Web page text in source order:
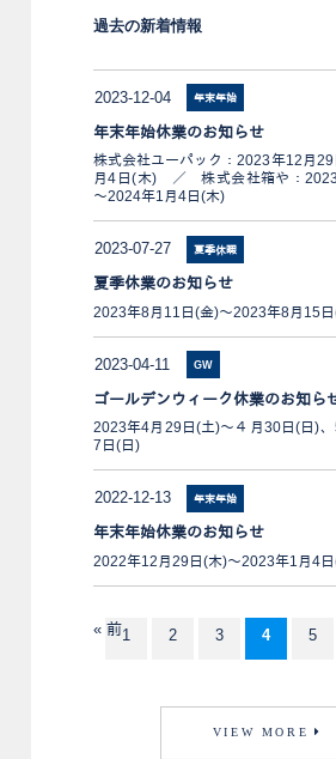
過去の新着情報
2023-12-04 年末年始
年末年始休業のお知らせ
株式会社ユーパック：2023年12月29
月4日(木) ／ 株式会社箱や：
～2024年1月4日(木)
2023-07-27 夏季休暇
夏季休業のお知らせ
2023年8月11日(金)～2023年8月15
2023-04-11 GW
ゴールデンウィーク休業のお知ら
2023年4月29日(土)～４月30日(日)
7日(日)
2022-12-13 年末年始
年末年始休業のお知らせ
2022年12月29日(木)～2023年1月4
« 前1 2 3 4 5
VIEW MORE